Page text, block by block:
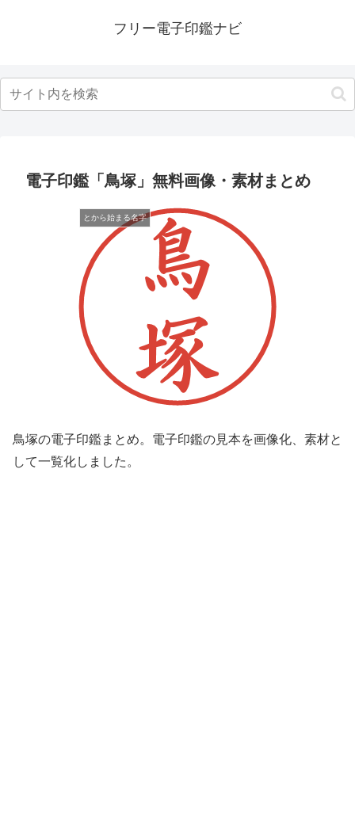
フリー電子印鑑ナビ
電子印鑑「鳥塚」無料画像・素材まとめ
とから始まる名字
鳥塚の電子印鑑まとめ。電子印鑑の見本を画像化、素材と
して一覧化しました。